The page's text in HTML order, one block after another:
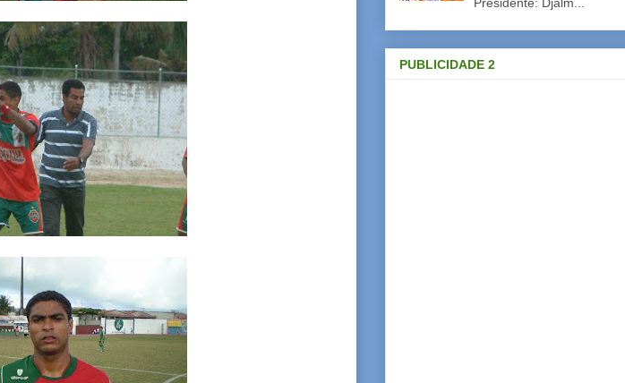
Presidente: Djalm...
PUBLICIDADE 2